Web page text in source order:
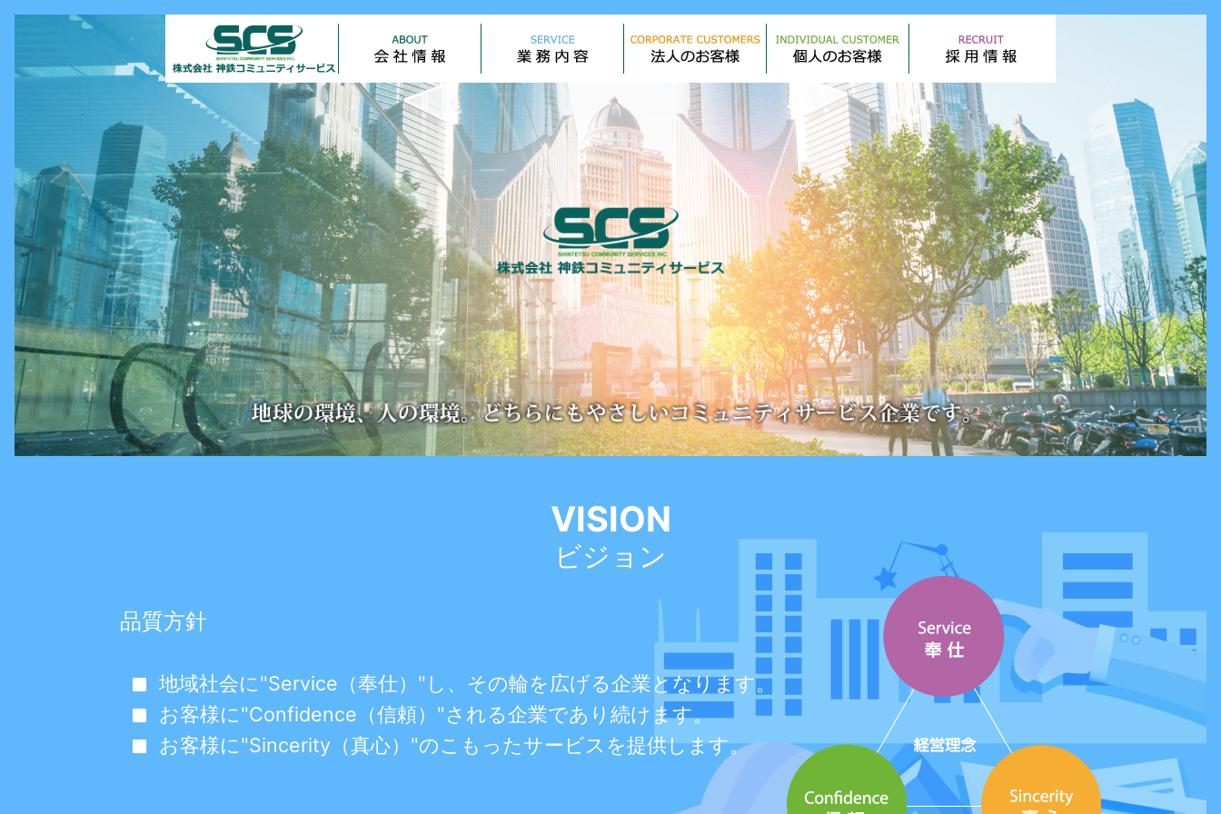
VISION
ビジョン
品質方針
地域社会に"Service（奉仕）"し、その輪を広げる企業となります。
お客様に"Confidence（信頼）"される企業であり続けます。
お客様に"Sincerity（真心）"のこもったサービスを提供します。